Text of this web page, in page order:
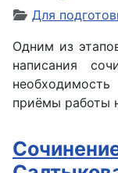
Для
Одним из
написания
приёмы работы